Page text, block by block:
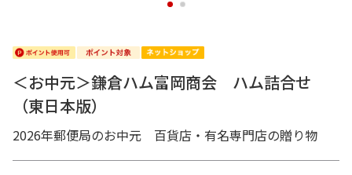
1 2
＜お中元＞鎌倉ハム富岡商会 ハム詰合せ
（東日本版）
2026年郵便局のお中元 百貨店・有名専門店の贈り物